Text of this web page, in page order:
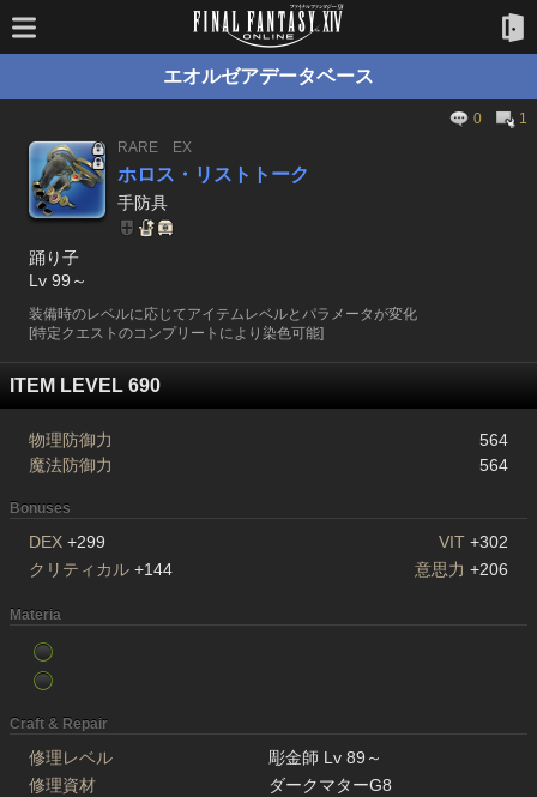
エオルゼアデータベース
0
1
RARE
EX
ホロス・リストトーク
手防具
踊り子
Lv 99～
装備時のレベルに応じてアイテムレベルとパラメータが変化
[特定クエストのコンプリートにより染色可能]
ITEM LEVEL 690
物理防御力
564
魔法防御力
564
Bonuses
DEX +299 VIT +302
クリティカル +144 意思力 +206
Materia
Craft & Repair
修理レベル
彫金師 Lv 89～
修理資材
ダークマターG8